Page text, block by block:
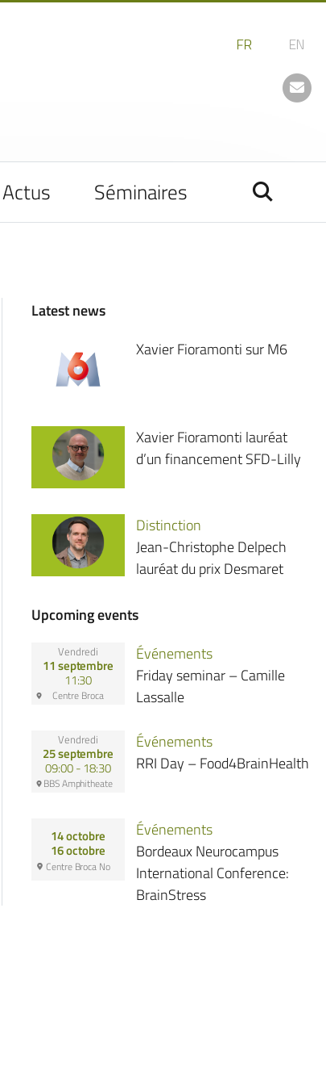
Actus Séminaires
Latest news
Xavier Fioramonti sur M6
Xavier Fioramonti lauréat
d’un financement SFD-Lilly
Distinction
Jean-Christophe Delpech
lauréat du prix Desmaret
Upcoming events
Vendredi
11 septembre
11:30
Centre Broca
Événements
Friday seminar – Camille
Lassalle
Vendredi
25 septembre
09:00 - 18:30
BBS Amphitheate
Événements
RRI Day – Food4BrainHealth
14 octobre
16 octobre
Centre Broca No
Événements
Bordeaux Neurocampus
International Conference:
BrainStress